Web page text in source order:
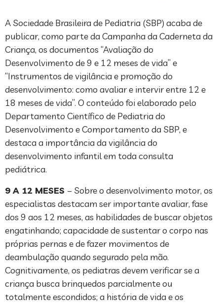
A Sociedade Brasileira de Pediatria (SBP) acaba de
publicar, como parte da Campanha da Caderneta da
Criança, os documentos “Avaliação do
Desenvolvimento de 9 e 12 meses de vida” e
“Instrumentos de vigilância e promoção do
desenvolvimento: como avaliar e intervir entre 12 e
18 meses de vida”. O conteúdo foi elaborado pelo
Departamento Científico de Pediatria do
Desenvolvimento e Comportamento da SBP, e
destaca a importância da vigilância do
desenvolvimento infantil em toda consulta
pediátrica.
9 A 12 MESES – Sobre o desenvolvimento motor, os
especialistas destacam ser importante avaliar, fase
dos 9 aos 12 meses, as habilidades de buscar objetos
engatinhando; capacidade de sustentar o corpo nas
próprias pernas e de fazer movimentos de
deambulação quando segurado pela mão.
Cognitivamente, os pediatras devem verificar se a
criança busca brinquedos parcialmente ou
totalmente escondidos; a história de vida e os